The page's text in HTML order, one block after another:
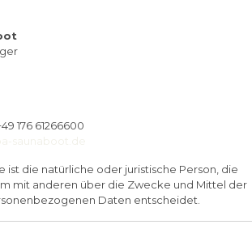
176 61266600
saunaboot.de
ist die natürliche oder juristische Person, die
mit anderen über die Zwecke und Mittel der
Daten entscheidet.